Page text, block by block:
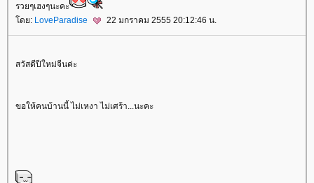
รวยๆเฮงๆนะคะ
ดย: LoveParadise 22 มกราคม 2555 20:12:46 น.
สวัสดีปีใหม่จีนค่ะ
ขอให้คนบ้านนี้ ไม่เหงา ไม่เศร้า...นะคะ